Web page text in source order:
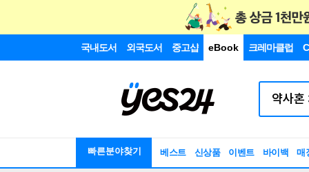
국내도서 외국도서 중고샵 eBook 크레마클럽
빠른분야찾기 베스트 신상품 이벤트 바이백 매